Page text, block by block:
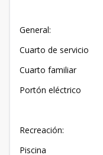
General:
Cuarto de servicio
Cuarto familiar
Portón eléctrico
Recreación:
Piscina